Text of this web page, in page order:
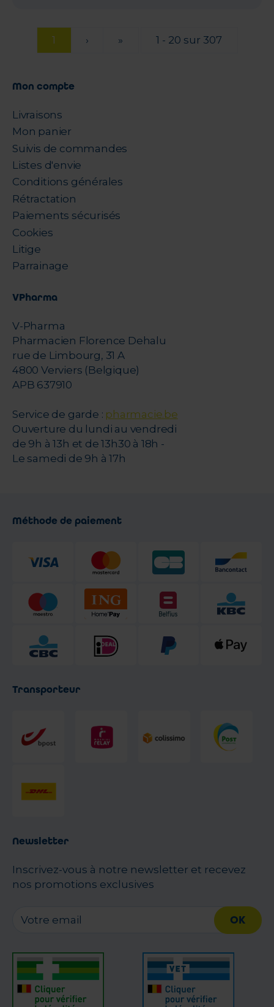
1 › » 1 - 20 sur 307
Mon compte
Livraisons
Mon panier
Suivis de commandes
Listes d'envie
Conditions générales
Rétractation
Paiements sécurisés
Cookies
Litige
Parrainage
VPharma
V-Pharma
Pharmacien Florence Dehalu
rue de Limbourg, 31 A
4800 Verviers (Belgique)
APB 637910
Service de garde : pharmacie.be
Ouverture du lundi au vendredi
de 9h à 13h et de 13h30 à 18h -
Le samedi de 9h à 17h
Méthode de paiement
Transporteur
Newsletter
Inscrivez-vous à notre newsletter et recevez
nos promotions exclusives
OK